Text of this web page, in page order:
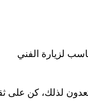
لزيارة الفني
لذلك، كن على